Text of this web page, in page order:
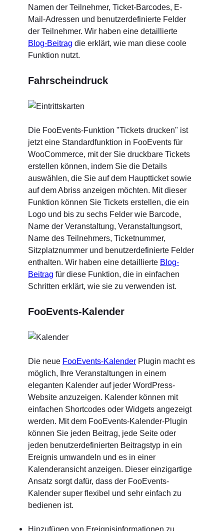
Namen der Teilnehmer, Ticket-Barcodes, E-
Mail-Adressen und benutzerdefinierte Felder
der Teilnehmer. Wir haben eine detaillierte
Blog-Beitrag die erklärt, wie man diese coole
Funktion nutzt.
Fahrscheindruck
Die FooEvents-Funktion "Tickets drucken" ist
jetzt eine Standardfunktion in FooEvents für
WooCommerce, mit der Sie druckbare Tickets
erstellen können, indem Sie die Details
auswählen, die Sie auf dem Hauptticket sowie
auf dem Abriss anzeigen möchten. Mit dieser
Funktion können Sie Tickets erstellen, die ein
Logo und bis zu sechs Felder wie Barcode,
Name der Veranstaltung, Veranstaltungsort,
Name des Teilnehmers, Ticketnummer,
Sitzplatznummer und benutzerdefinierte Felder
enthalten. Wir haben eine detaillierte Blog-
Beitrag für diese Funktion, die in einfachen
Schritten erklärt, wie sie zu verwenden ist.
FooEvents-Kalender
Die neue FooEvents-Kalender Plugin macht es
möglich, Ihre Veranstaltungen in einem
eleganten Kalender auf jeder WordPress-
Website anzuzeigen. Kalender können mit
einfachen Shortcodes oder Widgets angezeigt
werden. Mit dem FooEvents-Kalender-Plugin
können Sie jeden Beitrag, jede Seite oder
jeden benutzerdefinierten Beitragstyp in ein
Ereignis umwandeln und es in einer
Kalenderansicht anzeigen. Dieser einzigartige
Ansatz sorgt dafür, dass der FooEvents-
Kalender super flexibel und sehr einfach zu
bedienen ist.
Hinzufügen von Ereignisinformationen zu